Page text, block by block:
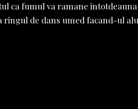
ca fumul va ramane
de dans umed facand-ul